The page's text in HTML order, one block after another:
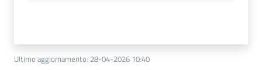
Ultimo aggiornamento: 28-04-2026 10:40